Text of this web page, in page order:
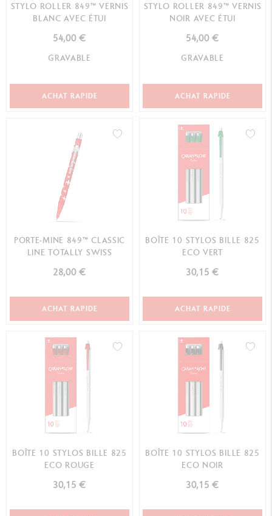
STYLO ROLLER 849™ VERNIS
BLANC AVEC ÉTUI
54,00 €
GRAVABLE
ACHAT RAPIDE
STYLO ROLLER 849™ VERNIS
NOIR AVEC ÉTUI
54,00 €
GRAVABLE
ACHAT RAPIDE
PORTE-MINE 849™ CLASSIC
LINE TOTALLY SWISS
28,00 €
ACHAT RAPIDE
BOÎTE 10 STYLOS BILLE 825
ECO VERT
30,15 €
ACHAT RAPIDE
BOÎTE 10 STYLOS BILLE 825
ECO ROUGE
30,15 €
BOÎTE 10 STYLOS BILLE 825
ECO NOIR
30,15 €